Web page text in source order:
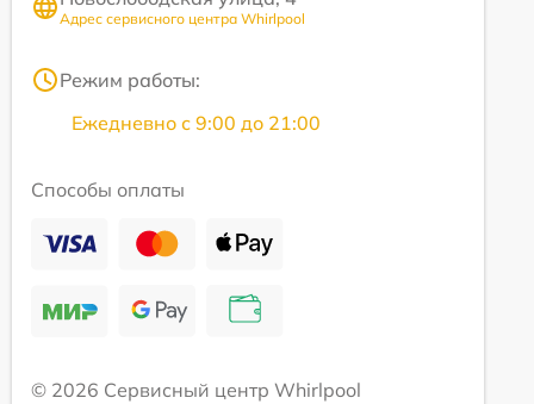
Адрес сервисного центра Whirlpool
Режим работы:
Ежедневно с 9:00 до 21:00
Способы оплаты
© 2026 Сервисный центр Whirlpool